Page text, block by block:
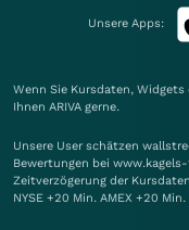
Unsere Apps:
Wenn Sie Kursdaten,
Ihnen ARIVA gerne.
Unsere User schätzen
Bewertungen bei
Zeitverzögerung der
NYSE +20 Min. AMEX +20